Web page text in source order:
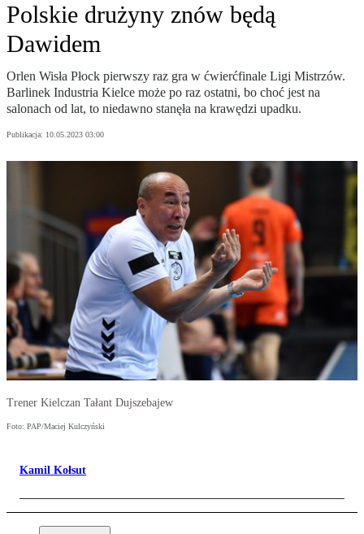
Polskie drużyny znów będą
Dawidem
Orlen Wisła Płock pierwszy raz gra w ćwierćfinale Ligi Mistrzów.
Barlinek Industria Kielce może po raz ostatni, bo choć jest na
salonach od lat, to niedawno stanęła na krawędzi upadku.
Publikacja: 10.05.2023 03:00
Trener Kielczan Tałant Dujszebajew
Foto: PAP/Maciej Kulczyński
Kamil Kołsut